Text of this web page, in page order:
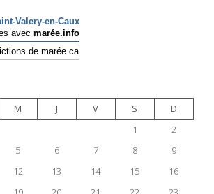
M J V S
D
1
2
5 6 7 8
9
12 13 14 15
16